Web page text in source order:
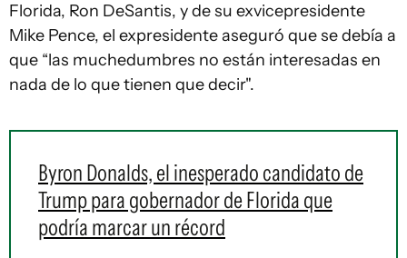
Florida, Ron DeSantis, y de su exvicepresidente
Mike Pence, el expresidente aseguró que se debía a
que “las muchedumbres no están interesadas en
nada de lo que tienen que decir".
Byron Donalds, el inesperado candidato de
Trump para gobernador de Florida que
podría marcar un récord